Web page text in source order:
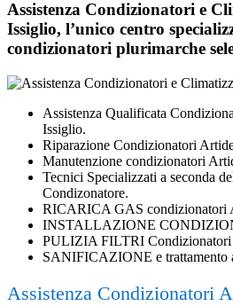
Assistenza Condizionatori e
Issiglio, l’unico centro
condizionatori plurimarche
Assistenza Qualificata
Issiglio.
Riparazione Condizionatori
Manutenzione condizionatori
Tecnici Specializzati a seconda
Condizonatore.
RICARICA GAS condizionatori
INSTALLAZIONE
PULIZIA FILTRI Condizionatori
SANIFICAZIONE e trattamento
Assistenza Condizionatori